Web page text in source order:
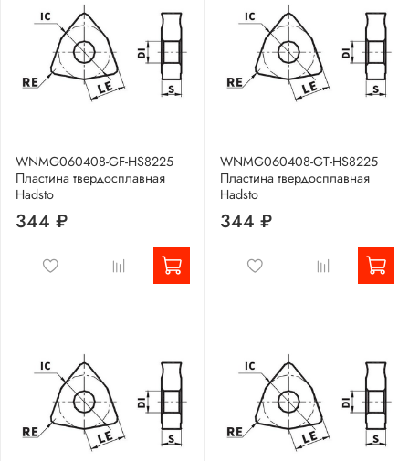
WNMG060408-GF-HS8225
Пластина твердосплавная
Hadsto
344 ₽
WNMG060408-GT-HS8225
Пластина твердосплавная
Hadsto
344 ₽